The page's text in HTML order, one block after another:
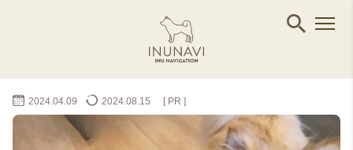
2024.04.09 2024.08.15 [ PR ]